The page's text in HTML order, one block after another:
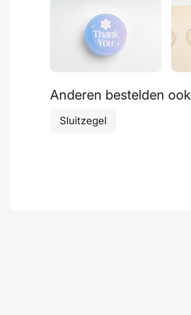
Anderen bestelden ook
Sluitzegel